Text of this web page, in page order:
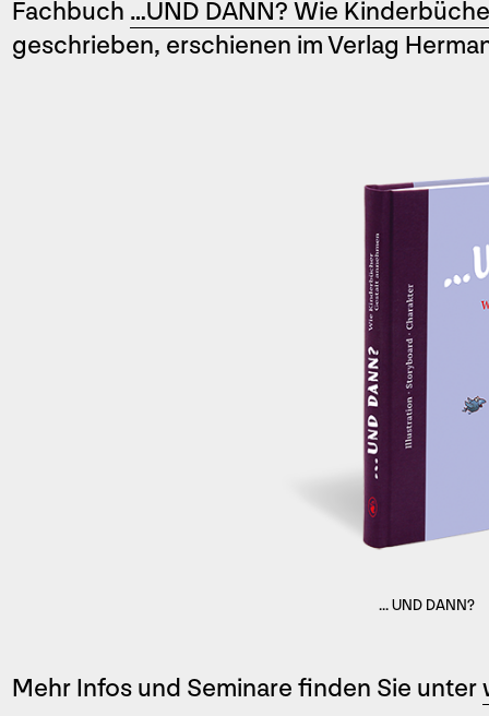
Fachbuch …UND DANN? Wie
geschrieben, erschienen im Verlag
... UND DANN?
Mehr Infos und Seminare finden Sie unter